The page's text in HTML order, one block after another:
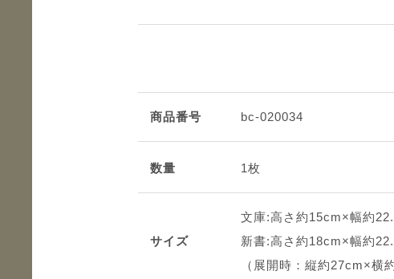
数量 1枚
サイズ
文庫:高さ約15cm×幅約
新書:高さ約18cm×幅約
（展開時：縦約27cm×横
商品番号 bc-020034